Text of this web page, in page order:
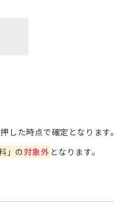
した時点で確定となります。
」の対象外 となります。